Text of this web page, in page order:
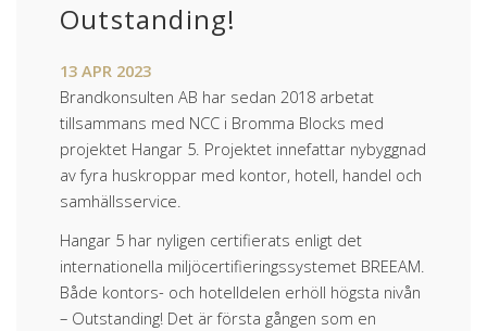
Outstanding!
13 APR 2023
Brandkonsulten AB har sedan 2018 arbetat
tillsammans med NCC i Bromma Blocks med
projektet Hangar 5. Projektet innefattar nybyggnad
av fyra huskroppar med kontor, hotell, handel och
samhällsservice.
Hangar 5 har nyligen certifierats enligt det
internationella miljöcertifieringssystemet BREEAM.
Både kontors- och hotelldelen erhöll högsta nivån
– Outstanding! Det är första gången som en